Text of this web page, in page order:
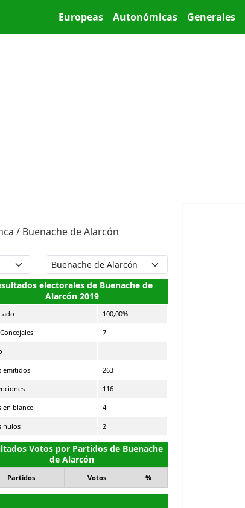
Main menu
Europeas Autonómicas Generales
/ Buenache de Alarcón
electorales de Buenache de
Alarcón 2019
100,00%
7
emitidos 263
116
en blanco 4
nulos 2
Votos por Partidos de Buenache
de Alarcón
Partidos Votos %